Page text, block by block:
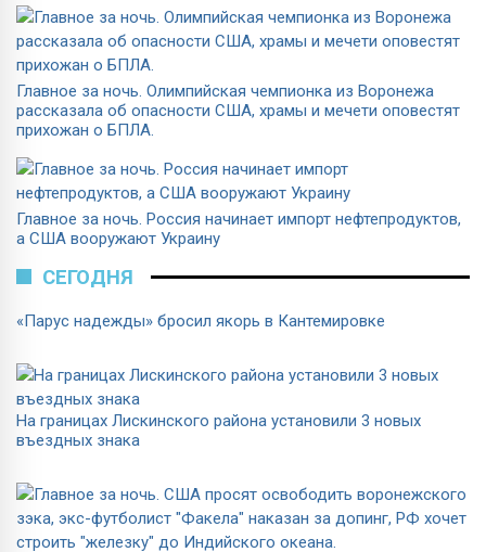
Главное за ночь. Олимпийская чемпионка из Воронежа
рассказала об опасности США, храмы и мечети оповестят
прихожан о БПЛА.
Главное за ночь. Россия начинает импорт нефтепродуктов,
а США вооружают Украину
СЕГОДНЯ
«Парус надежды» бросил якорь в Кантемировке
На границах Лискинского района установили 3 новых
въездных знака